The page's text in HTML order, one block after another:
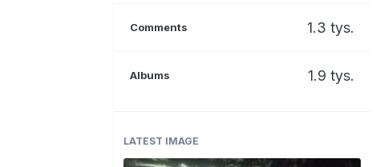
Comments 1.3 tys.
Albums 1.9 tys.
LATEST IMAGE